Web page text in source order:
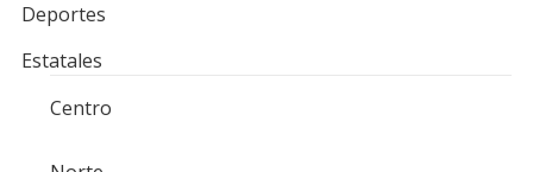
Deportes
Estatales
Centro